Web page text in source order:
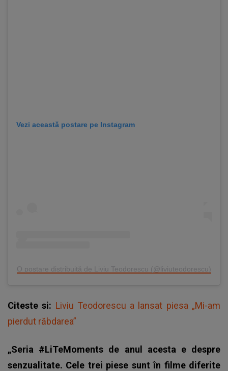
Vezi această postare pe Instagram
O postare distribuită de Liviu Teodorescu (@liviuteodorescu)
Citeste si: Liviu Teodorescu a lansat piesa „Mi-am
pierdut răbdarea”
„Seria #LiTeMoments de anul acesta e despre
senzualitate. Cele trei piese sunt în filme diferite